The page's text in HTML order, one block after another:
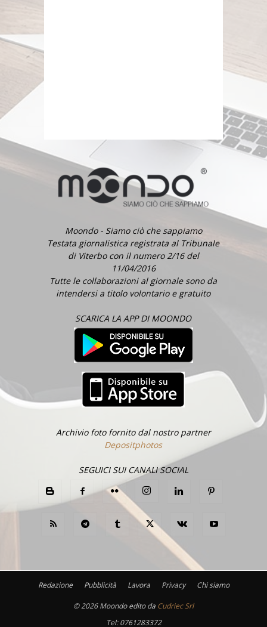
Moondo - Siamo ciò che sappiamo
Testata giornalistica registrata al Tribunale
di Viterbo con il numero 2/16 del
11/04/2016
Tutte le collaborazioni al giornale sono da
intendersi a titolo volontario e gratuito
SCARICA LA APP DI MOONDO
Archivio foto fornito dal nostro partner
Depositphotos
SEGUICI SUI CANALI SOCIAL
Redazione Pubblicità Lavora Privacy Chi siamo
©2026 Moondo edito da Cudriec Srl
Tel: 0761283372